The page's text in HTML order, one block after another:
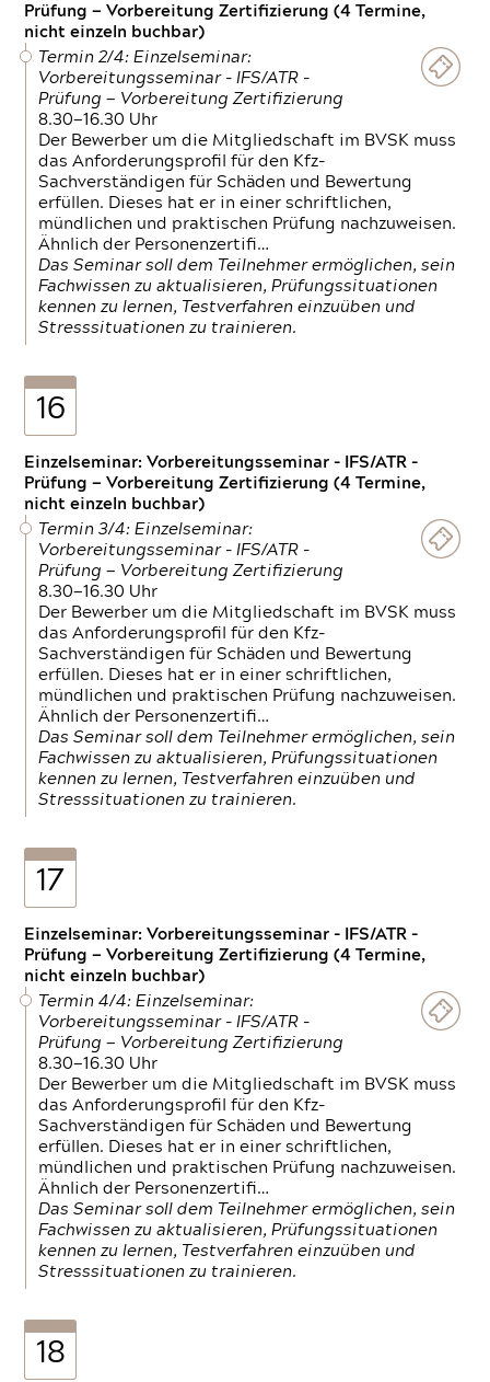
Prüfung — Vorbereitung Zertifizierung (4 Termine,
nicht einzeln buchbar)
Termin 2/4: Einzelseminar:
Vorbereitungsseminar - IFS/ATR -
Prüfung — Vorbereitung Zertifizierung
8.30—16.30 Uhr
Der Bewerber um die Mitgliedschaft im BVSK muss
das Anforderungsprofil für den Kfz-
Sachverständigen für Schäden und Bewertung
erfüllen. Dieses hat er in einer schriftlichen,
mündlichen und praktischen Prüfung nachzuweisen.
Ähnlich der Personenzertifi…
Das Seminar soll dem Teilnehmer ermöglichen, sein
Fachwissen zu aktualisieren, Prüfungssituationen
kennen zu lernen, Testverfahren einzuüben und
Stresssituationen zu trainieren.
16
Einzelseminar: Vorbereitungsseminar - IFS/ATR -
Prüfung — Vorbereitung Zertifizierung (4 Termine,
nicht einzeln buchbar)
Termin 3/4: Einzelseminar:
Vorbereitungsseminar - IFS/ATR -
Prüfung — Vorbereitung Zertifizierung
8.30—16.30 Uhr
Der Bewerber um die Mitgliedschaft im BVSK muss
das Anforderungsprofil für den Kfz-
Sachverständigen für Schäden und Bewertung
erfüllen. Dieses hat er in einer schriftlichen,
mündlichen und praktischen Prüfung nachzuweisen.
Ähnlich der Personenzertifi…
Das Seminar soll dem Teilnehmer ermöglichen, sein
Fachwissen zu aktualisieren, Prüfungssituationen
kennen zu lernen, Testverfahren einzuüben und
Stresssituationen zu trainieren.
17
Einzelseminar: Vorbereitungsseminar - IFS/ATR -
Prüfung — Vorbereitung Zertifizierung (4 Termine,
nicht einzeln buchbar)
Termin 4/4: Einzelseminar:
Vorbereitungsseminar - IFS/ATR -
Prüfung — Vorbereitung Zertifizierung
8.30—16.30 Uhr
Der Bewerber um die Mitgliedschaft im BVSK muss
das Anforderungsprofil für den Kfz-
Sachverständigen für Schäden und Bewertung
erfüllen. Dieses hat er in einer schriftlichen,
mündlichen und praktischen Prüfung nachzuweisen.
Ähnlich der Personenzertifi…
Das Seminar soll dem Teilnehmer ermöglichen, sein
Fachwissen zu aktualisieren, Prüfungssituationen
kennen zu lernen, Testverfahren einzuüben und
Stresssituationen zu trainieren.
18